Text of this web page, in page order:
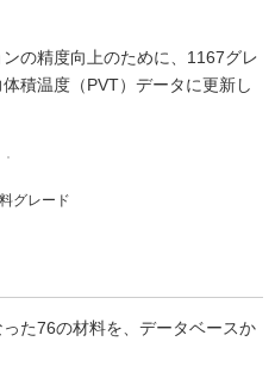
の精度向上のために、1167グレ
積温度（PVT）データに更新し
グレード
た76の材料を、データベースか